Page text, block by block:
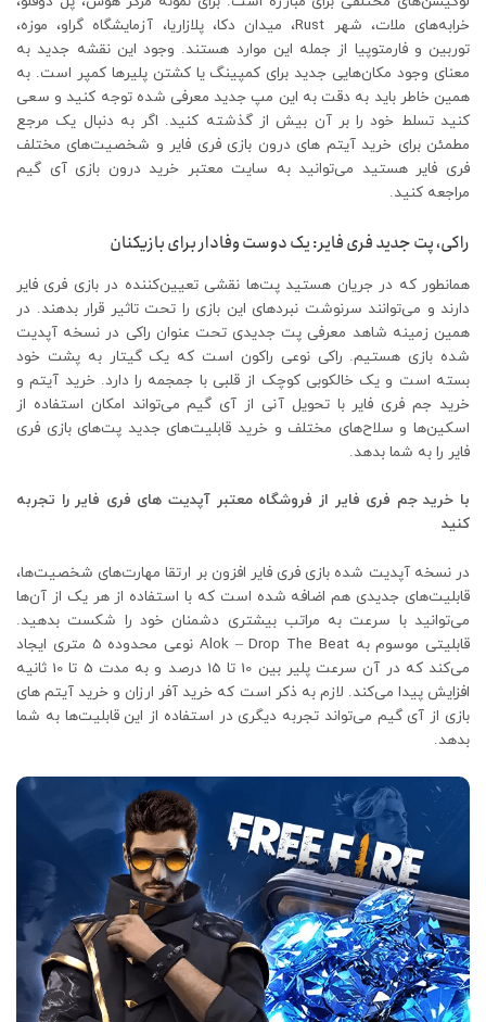
خرابه‌های ملات، شهر Rust، میدان دکا، پلازاریا، آزمایشگاه گراو، موزه،
توربین و فارمتوپیا از جمله این موارد هستند. وجود این نقشه جدید به
معنای وجود مکان‌هایی جدید برای کمپینگ یا کشتن پلیرها کمپر است. به
همین خاطر باید به دقت به این مپ جدید معرفی شده توجه کنید و سعی
کنید تسلط خود را بر آن بیش از گذشته کنید. اگر به دنبال یک مرجع
مطمئن برای خرید آیتم های درون بازی فری فایر و شخصیت‌های مختلف
فری فایر هستید می‌توانید به سایت معتبر خرید درون بازی آی گیم
مراجعه کنید.
راکی، پت جدید فری فایر: یک دوست وفادار برای بازیکنان
همانطور که در جریان هستید پت‌ها نقشی تعیین‌کننده در بازی فری فایر
دارند و می‌توانند سرنوشت نبردهای این بازی را تحت تاثیر قرار بدهند. در
همین زمینه شاهد معرفی پت جدیدی تحت عنوان راکی در نسخه آپدیت
شده بازی هستیم. راکی نوعی راکون است که یک گیتار به پشت خود
بسته است و یک خالکوبی کوچک از قلبی با جمجمه را دارد. خرید آیتم و
خرید جم فری فایر با تحویل آنی از آی گیم می‌تواند امکان استفاده از
اسکین‌ها و سلاح‌های مختلف و خرید قابلیت‌های جدید پت‌های بازی فری
فایر را به شما بدهد.
با خرید جم فری فایر از فروشگاه معتبر آپدیت های فری فایر را تجربه
کنید
در نسخه آپدیت شده بازی فری فایر افزون بر ارتقا مهارت‌های شخصیت‌ها،
قابلیت‌های جدیدی هم اضافه شده است که با استفاده از هر یک از آن‌ها
می‌توانید با سرعت به مراتب بیشتری دشمنان خود را شکست بدهید.
قابلیتی موسوم به Alok – Drop The Beat نوعی محدوده 5 متری ایجاد
می‌کند که در آن سرعت پلیر بین 10 تا 15 درصد و به مدت 5 تا 10 ثانیه
افزایش پیدا می‌کند. لازم به ذکر است که خرید آفر ارزان و خرید آیتم های
بازی از آی گیم می‌تواند تجربه دیگری در استفاده از این قابلیت‌ها به شما
بدهد.